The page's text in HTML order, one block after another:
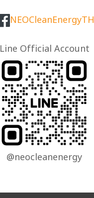
NEOCleanEnergyTH
Line Official Account
@neocleanenergy